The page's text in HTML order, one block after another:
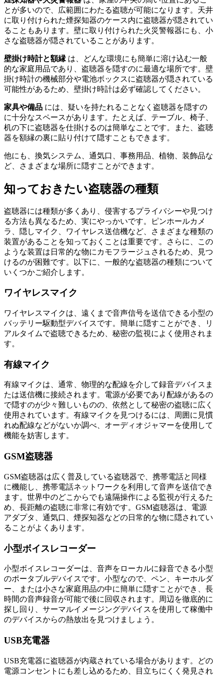
とが多いので、広範囲にわたる盗聴が可能になります。天井
に取り付けられた煙探知器のケース内に盗聴器が隠されてい
ることもあります。壁に取り付けられた火災警報器にも、小
さな盗聴器が隠されていることがあります。
壁掛け時計と額縁 は、どんな環境にも簡単に溶け込む一般
的な家庭用品であり、盗聴器を隠すのに最適な場所です。壁
掛け時計の機械部分や電池ボックスに盗聴器が隠されている
可能性があるため、壁掛け時計は必ず確認してください。
家具や備品 には、疑いを持たれることなく盗聴器を隠すの
に十分なスペースがあります。たとえば、テーブル、椅子、
机の下に盗聴器を仕掛けるのは簡単なことです。また、盗聴
器を額縁の裏に貼り付けて隠すこともできます。
他にも、換気システム、通気口、事務用品、植物、装飾品な
ど、さまざまな場所に隠すことができます。
知っておきたい盗聴器の種類
盗聴器には種類が多くあり、侵害するプライバシーや見つけ
る方法も異なるため、実にやっかいです。ピンホールカメ
ラ、隠しマイク、ワイヤレス送信機など、さまざまな種類の
装置があることを知っておくことは重要です。さらに、この
ような装置は日常的な物にカモフラージュされるため、見つ
けるのが困難です。以下に、一般的な盗聴器の種類について
いくつかご紹介します。
ワイヤレスマイク
ワイヤレスマイクは、遠くまで音声信号を送信できる小型の
バッテリー駆動型デバイスです。簡単に隠すことができ、リ
アルタイムで盗聴できるため、秘密の監視によく使用されま
す。
有線マイク
有線マイクは、通常、物理的な配線を介して録音デバイスま
たは送信機に接続されます。電源が必要であり配線があるの
で隠すのが少々難しいものの、依然として秘密の盗聴に広く
使用されています。有線マイクを見つけるには、周囲に見慣
れぬ配線などがないか調べ、オーディオジャマーを使用して
機能を妨害します。
GSM盗聴器
GSM盗聴器は広く普及している盗聴器で、携帯電話と同様
に機能し、携帯電話ネットワークを利用して音声を送信でき
ます。世界中のどこからでも遠隔操作による監視が行えるた
め、長距離の盗聴に非常に有効です。GSM盗聴器は、電源
アダプタ、通気口、煙探知器などの日常的な物に隠されてい
ることがよくあります。
小型ボイスレコーダー
小型ボイスレコーダーは、音声をローカルに録音できる小型
のポータブルデバイスです。小型なので、ペン、キーホルダ
ー、または小さな家庭用品の中に簡単に隠すことができ、長
時間の音声録音が可能で後に回収されます。周辺を徹底的に
探し回り、サーマルイメージングデバイスを使用して稼働中
のデバイスからの熱放出を見つけましょう。
USB充電器
USB充電器に盗聴器が内蔵されている場合があります。どの
電源コンセントにも差し込めるため、目立ちにくく発見され